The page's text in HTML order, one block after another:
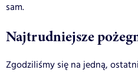
sam.
Najtrudniejsze
Zgodziliśmy się na jedną,